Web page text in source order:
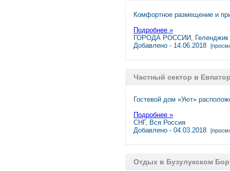
Комфортное размещение и
Подробнее »
ГОРОДА РОССИИ, Геленджик
Добавлено - 14.06.2018
Частный сектор в
Гостевой дом «Уют»
Подробнее »
СНГ, Вся Россия
Добавлено - 04.03.2018
Отдых в Бузулукском